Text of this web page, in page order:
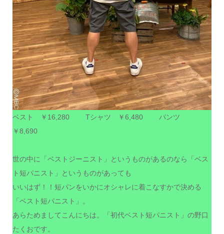
ベスト ￥16,280 Tシャツ ￥6,480 パンツ
￥8,690
世の中に「ベストジーニスト」というものがあるのなら「ベス
ト短パニスト」というものがあっても
いいはず！！短パンをいかにオシャレに着こなすかで決める
「ベスト短パニスト」。
あらためましてこんにちは。「初代ベスト短パニスト」の野口
たくおです。